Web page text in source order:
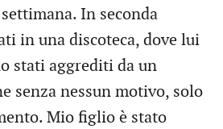
In seconda
in una discoteca, dove lui
stati aggrediti da un
senza nessun motivo, solo
Mio figlio è stato